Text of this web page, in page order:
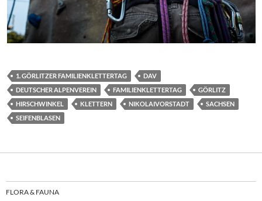
1. GÖRLITZER FAMILIENKLETTERTAG
DAV
DEUTSCHER ALPENVEREIN
FAMILIENKLETTERTAG
GÖRLITZ
HIRSCHWINKEL
KLETTERN NIKOLAIVORSTADT
SACHSEN
SEIFENBLASEN
FLORA & FAUNA